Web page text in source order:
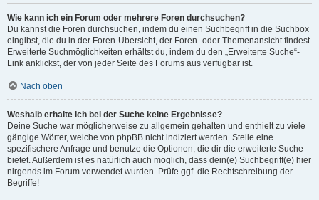
Wie kann ich ein Forum oder mehrere Foren durchsuchen?
Du kannst die Foren durchsuchen, indem du einen Suchbegriff in die Suchbox
eingibst, die du in der Foren-Übersicht, der Foren- oder Themenansicht findest.
Erweiterte Suchmöglichkeiten erhältst du, indem du den „Erweiterte Suche“-
Link anklickst, der von jeder Seite des Forums aus verfügbar ist.
Nach oben
Weshalb erhalte ich bei der Suche keine Ergebnisse?
Deine Suche war möglicherweise zu allgemein gehalten und enthielt zu viele
gängige Wörter, welche von phpBB nicht indiziert werden. Stelle eine
spezifischere Anfrage und benutze die Optionen, die dir die erweiterte Suche
bietet. Außerdem ist es natürlich auch möglich, dass dein(e) Suchbegriff(e) hier
nirgends im Forum verwendet wurden. Prüfe ggf. die Rechtschreibung der
Begriffe!